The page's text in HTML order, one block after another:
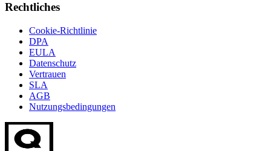
Rechtliches
Cookie-Richtlinie
DPA
EULA
Datenschutz
Vertrauen
SLA
AGB
Nutzungsbedingungen